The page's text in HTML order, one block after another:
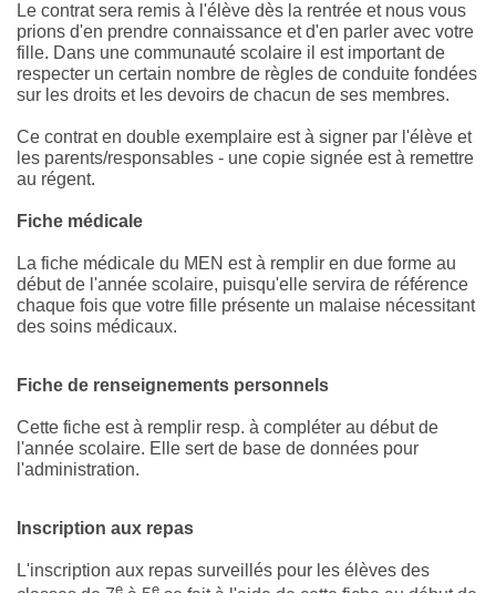
Le contrat sera remis à l'élève dès la rentrée et nous vous
prions d'en prendre connaissance et d'en parler avec votre
fille. Dans une communauté scolaire il est important de
respecter un certain nombre de règles de conduite fondées
sur les droits et les devoirs de chacun de ses membres.
Ce contrat en double exemplaire est à signer par l'élève et
les parents/responsables - une copie signée est à remettre
au régent.
Fiche médicale
La fiche médicale du MEN est à remplir en due forme au
début de l'année scolaire, puisqu'elle servira de référence
chaque fois que votre fille présente un malaise nécessitant
des soins médicaux.
Fiche de renseignements personnels
Cette fiche est à remplir resp. à compléter au début de
l'année scolaire. Elle sert de base de données pour
l'administration.
Inscription aux repas
L'inscription aux repas surveillés pour les élèves des
e e